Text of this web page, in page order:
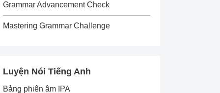
Grammar Advancement Check
Mastering Grammar Challenge
Luyện Nói Tiếng Anh
Bảng phiên âm IPA